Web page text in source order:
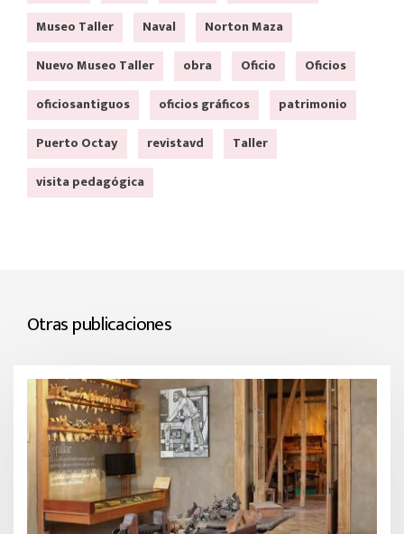
Museo Taller
Naval
Norton Maza
Nuevo Museo Taller
obra Oficio
Oficios
oficiosantiguos
oficios gráficos
patrimonio
Puerto Octay
revistavd
Taller
visita pedagógica
Otras publicaciones